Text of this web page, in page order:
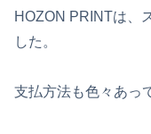
HOZON PRINTは、
した。
支払方法も色々あっ